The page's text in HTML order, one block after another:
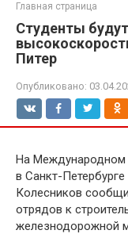
Главная страница
Студенты
Питер
Опубликовано:
На Международном
в Санкт-
Колесников
отрядов к
железнодорожной